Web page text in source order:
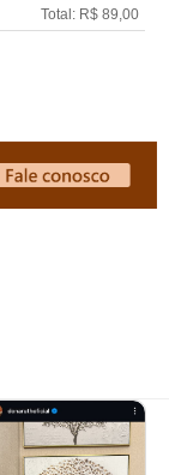
Total: R$ 89,00